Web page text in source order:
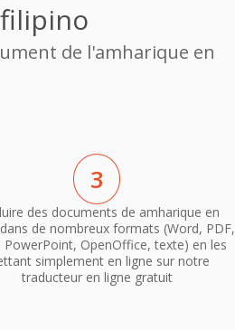
de l'amharique en
3
des documents de amharique en
de nombreux formats (Word, PDF,
PowerPoint, OpenOffice, texte) en les
simplement en ligne sur notre
traducteur en ligne gratuit